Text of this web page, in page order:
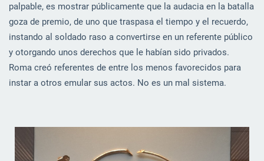
palpable, es mostrar públicamente que la audacia en la batalla
goza de premio, de uno que traspasa el tiempo y el recuerdo,
instando al soldado raso a convertirse en un referente público
y otorgando unos derechos que le habían sido privados.
Roma creó referentes de entre los menos favorecidos para
instar a otros emular sus actos. No es un mal sistema.